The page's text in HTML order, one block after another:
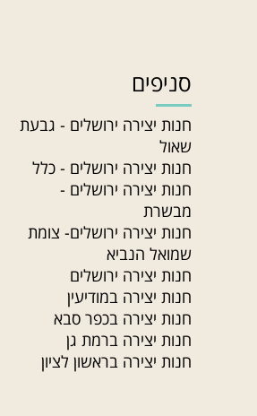
סניפים
חנות יצירה ירושלים - גבעת
שאול
חנות יצירה ירושלים - כלל
חנות יצירה ירושלים -
מבשרת
חנות יצירה ירושלים- צומת
שמואל הנביא
חנות יצירה ירושלים
חנות יצירה במודיעין
חנות יצירה בכפר סבא
חנות יצירה ברמת גן
חנות יצירה בראשון לציון